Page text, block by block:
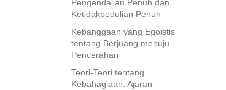
Pengendalian Penuh dan
Ketidakpedulian Penuh
Kebanggaan yang Egoistis
tentang Berjuang menuju
Pencerahan
Teori-Teori tentang
Kebahagiaan: Ajaran